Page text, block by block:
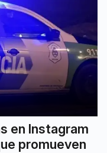
en Instagram
promueven